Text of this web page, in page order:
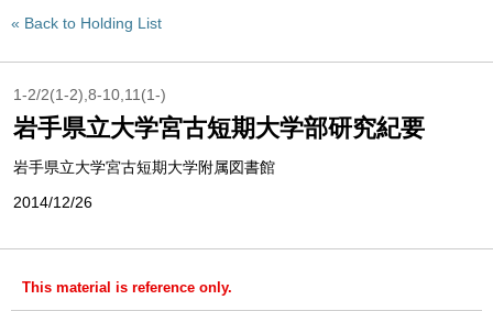
Back to Holding List
1-2/2(1-2),8-10,11(1-)
岩手県立大学宮古短期大学部研究紀要
岩手県立大学宮古短期大学附属図書館
2014/12/26
This material is reference only.